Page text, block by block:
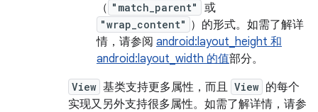
（ "match_parent" 或
"wrap_content" ）的形式。如需了解详
情，请参阅 android:layout_height 和
android:layout_width 的值部分。
View 基类支持更多属性，而且 View 的每个
实现又另外支持很多属性。如需了解详情，请参